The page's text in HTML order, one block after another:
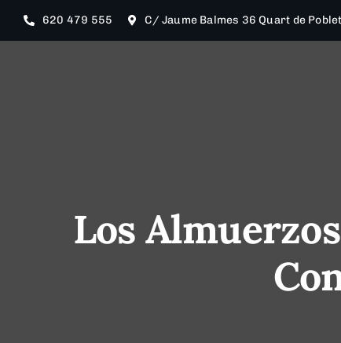
620 479 555 C/ Jaume Balmes 36 Quart de Poblet
Los